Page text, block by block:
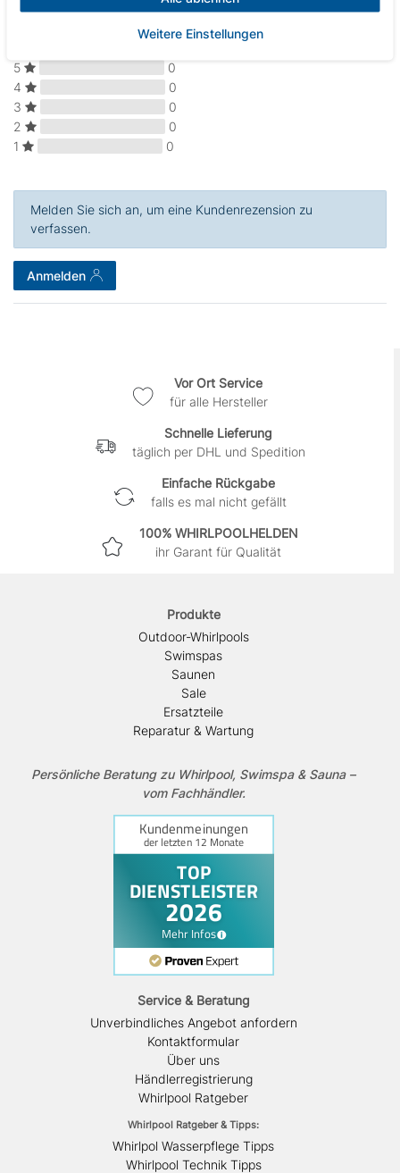
5
0
4
0
3
0
2
0
1
0
Melden Sie sich an, um eine Kundenrezension zu
verfassen.
Anmelden
Vor Ort Service
für alle Hersteller
Schnelle Lieferung
täglich per DHL und Spedition
Einfache Rückgabe
falls es mal nicht gefällt
100% WHIRLPOOLHELDEN
ihr Garant für Qualität
Produkte
Outdoor-Whirlpools
Swimspas
Saunen
Sale
Ersatzteile
Reparatur & Wartung
Persönliche Beratung zu Whirlpool, Swimspa & Sauna –
vom Fachhändler.
Service & Beratung
Unverbindliches Angebot anfordern
Kontaktformular
Über uns
Händlerregistrierung
Whirlpool Ratgeber
Whirlpool Ratgeber & Tipps:
Whirlpol Wasserpflege Tipps
Whirlpool Technik Tipps
Weitere Einstellungen